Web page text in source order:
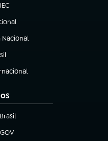
nova aba)
Nacional
aba)
nova aba)
aba)
aba)
aba)